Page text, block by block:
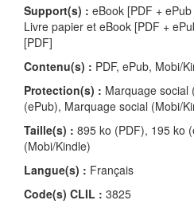
Support(s) : eBook [PDF +
Livre papier et eBook [PDF +
[PDF]
Contenu(s) : PDF, ePub, Mobi/
Protection(s) : Marquage social
(ePub), Marquage social (Mobi/
Taille(s) : 895 ko (PDF), 195 ko
(Mobi/Kindle)
Langue(s) : Français
Code(s) CLIL : 3825